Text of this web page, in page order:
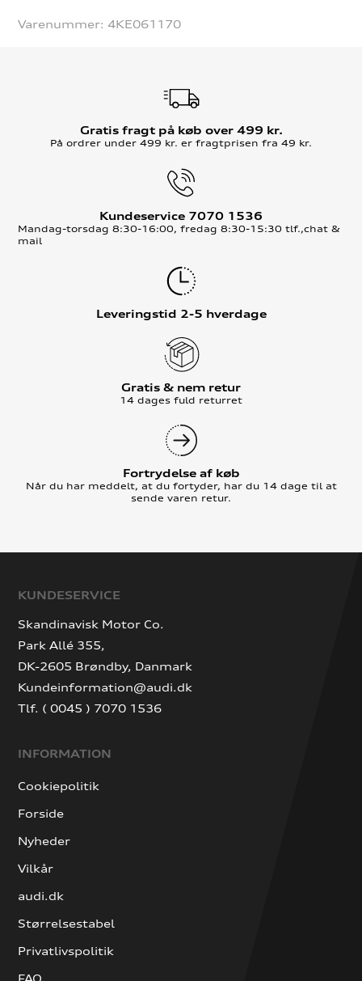
Varenummer:4KE061170
Gratis fragt på køb over 499 kr.
På ordrer under 499 kr. er fragtprisen fra 49 kr.
Kundeservice 7070 1536
Mandag-torsdag 8:30-16:00, fredag 8:30-15:30 tlf.,chat &
mail
Leveringstid 2-5 hverdage
Gratis & nem retur
14 dages fuld returret
Fortrydelse af køb
Når du har meddelt, at du fortyder, har du 14 dage til at
sende varen retur.
KUNDESERVICE
Skandinavisk Motor Co.
Park Allé 355,
DK-2605 Brøndby, Danmark
Kundeinformation@audi.dk
Tlf. ( 0045 ) 7070 1536
INFORMATION
Cookiepolitik
Forside
Nyheder
Vilkår
audi.dk
Størrelsestabel
Privatlivspolitik